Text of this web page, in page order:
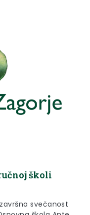
školi
završna svečanost